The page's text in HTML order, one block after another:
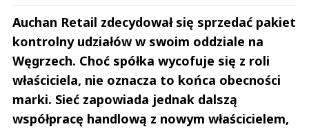
Auchan Retail zdecydował się sprzedać pakiet
kontrolny udziałów w swoim oddziale na
Węgrzech. Choć spółka wycofuje się z roli
właściciela, nie oznacza to końca obecności
marki. Sieć zapowiada jednak dalszą
współpracę handlową z nowym właścicielem,